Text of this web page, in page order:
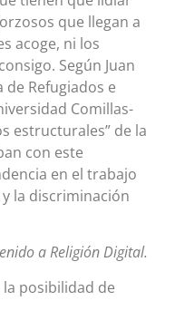
que llegan a
acoge, ni los
Según Juan
Refugiados e
Comillas-
estructurales” de la
con este
en el trabajo
la discriminación
a Religión Digital.
posibilidad de